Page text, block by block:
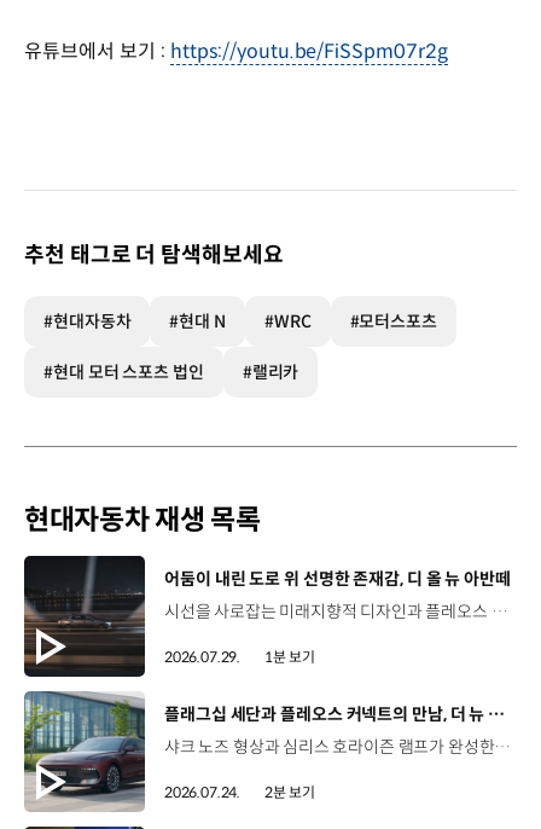
유튜브에서 보기 : https://youtu.be/FiSSpm07r2g
추천 태그로 더 탐색해보세요
#현대자동차 #현대 N #WRC #모터스포츠
#현대 모터 스포츠 법인 #랠리카
현대자동차 재생 목록
[동영상]
어둠이 내린 도로 위 선명한 존재감, 디 올 뉴 아반떼
시선을 사로잡는 미래지향적 디자인과 플레오스 커넥트로 완성한 디지털 경험까지.세단의 새로운 기준을 제시하는 디 올 뉴 아반떼를 만나보세요. *본 영상은 AI를 활용해 제작했습니다. #현대자동차 #디올뉴아반떼 #아반떼 #플레오스커넥트 #글레오AI 유튜브 쇼츠 보기
2026.07.29. 1분 보기
[동영상]
플래그십 세단과 플레오스 커넥트의 만남, 더 뉴 그랜저
샤크 노즈 형상과 심리스 호라이즌 램프가 완성한 세련된 외관플레오스 커넥트와 Gleo AI가 만드는 스마트한 운전 경험까지. 새롭게 진화한 더 뉴 그랜저를 영상으로 만나보세요. #현대자동차 #더뉴그랜저 #플레오스커넥트 #그랜저 #플래그십세단 #TheNewGrandeur #PleosConnect
2026.07.24. 2분 보기